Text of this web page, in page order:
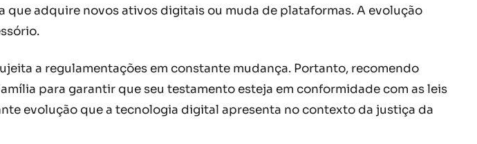
que adquire novos ativos digitais ou muda de plataformas. A evolução
a regulamentações em constante mudança. Portanto, recomendo
para garantir que seu testamento esteja em conformidade com as leis
evolução que a tecnologia digital apresenta no contexto da justiça da